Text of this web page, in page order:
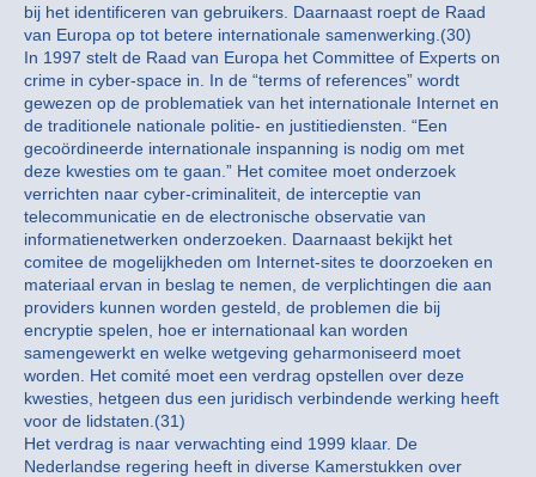
bij het identificeren van gebruikers. Daarnaast roept de Raad
van Europa op tot betere internationale samenwerking.(30)
In 1997 stelt de Raad van Europa het Committee of Experts on
crime in cyber-space in. In de “terms of references” wordt
gewezen op de problematiek van het internationale Internet en
de traditionele nationale politie- en justitiediensten. “Een
gecoördineerde internationale inspanning is nodig om met
deze kwesties om te gaan.” Het comitee moet onderzoek
verrichten naar cyber-criminaliteit, de interceptie van
telecommunicatie en de electronische observatie van
informatienetwerken onderzoeken. Daarnaast bekijkt het
comitee de mogelijkheden om Internet-sites te doorzoeken en
materiaal ervan in beslag te nemen, de verplichtingen die aan
providers kunnen worden gesteld, de problemen die bij
encryptie spelen, hoe er internationaal kan worden
samengewerkt en welke wetgeving geharmoniseerd moet
worden. Het comité moet een verdrag opstellen over deze
kwesties, hetgeen dus een juridisch verbindende werking heeft
voor de lidstaten.(31)
Het verdrag is naar verwachting eind 1999 klaar. De
Nederlandse regering heeft in diverse Kamerstukken over